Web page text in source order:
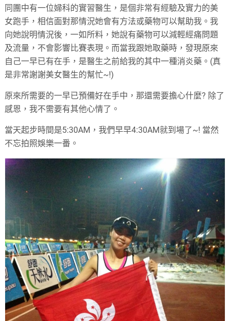
同團中有一位婦科的實習醫生，是個非常有經驗及實力的美
女跑手，相信面對那情況她會有方法或藥物可以幫助我。我
向她說明情況後，一如所料，她說有藥物可以減輕經痛問題
及流量，不會影響比賽表現。而當我跟她取藥時，發現原來
自己一早已有在手，是醫生之前給我的其中一種消炎藥。(真
是非常謝謝美女醫生的幫忙~!)
原來所需要的一早已預備好在手中，那還需要擔心什麼? 除了
感恩，我不需要有其他心情了。
當天起步時間是5:30AM，我們早早4:30AM就到場了~! 當然
不忘拍照娛樂一番。